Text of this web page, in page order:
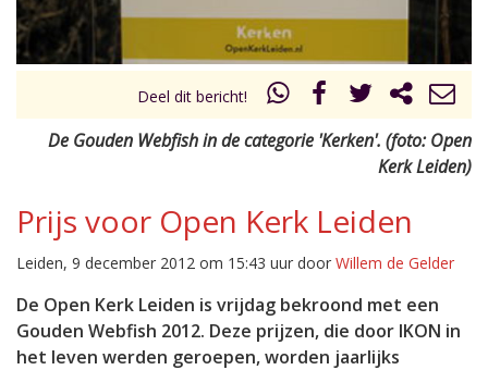
Deel dit bericht!
De Gouden Webfish in de categorie 'Kerken'. (foto: Open
Kerk Leiden)
Prijs voor Open Kerk Leiden
Leiden, 9 december 2012 om 15:43 uur door Willem de Gelder
De Open Kerk Leiden is vrijdag bekroond met een
Gouden Webfish 2012. Deze prijzen, die door IKON in
het leven werden geroepen, worden jaarlijks